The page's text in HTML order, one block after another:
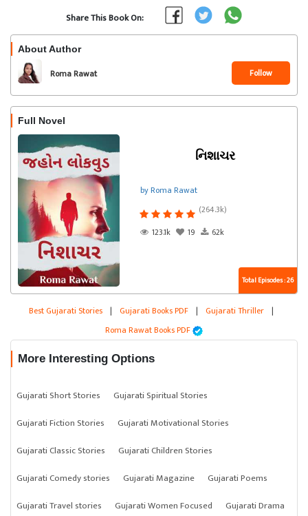
Share This Book On:
About Author
Roma Rawat Follow
Full Novel
નિશાચર
by Roma Rawat
(264.3k)
123.1k
19 62k
Total Episodes : 26
Best Gujarati Stories | Gujarati Books PDF | Gujarati Thriller |
Roma Rawat Books PDF
More Interesting Options
Gujarati Short Stories
Gujarati Spiritual Stories
Gujarati Fiction Stories
Gujarati Motivational Stories
Gujarati Classic Stories
Gujarati Children Stories
Gujarati Comedy stories
Gujarati Magazine
Gujarati Poems
Gujarati Travel stories
Gujarati Women Focused Gujarati Drama